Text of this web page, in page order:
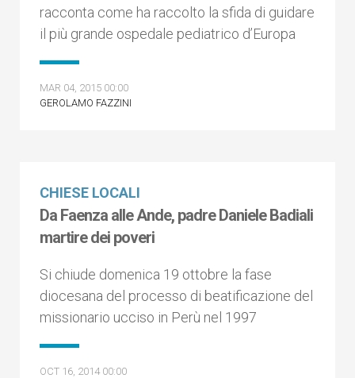
racconta come ha raccolto la sfida di guidare
il più grande ospedale pediatrico d’Europa
MAR 04, 2015 00:00
GEROLAMO FAZZINI
CHIESE LOCALI
Da Faenza alle Ande, padre Daniele Badiali
martire dei poveri
Si chiude domenica 19 ottobre la fase
diocesana del processo di beatificazione del
missionario ucciso in Perù nel 1997
OCT 16, 2014 00:00